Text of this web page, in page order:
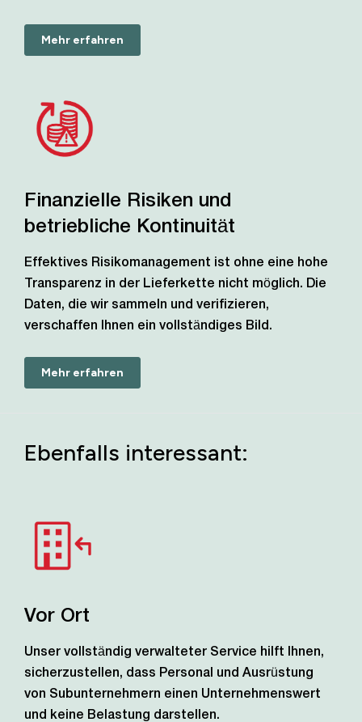
Mehr erfahren
Finanzielle Risiken und
betriebliche Kontinuität
Effektives Risikomanagement ist ohne eine hohe
Transparenz in der Lieferkette nicht möglich. Die
Daten, die wir sammeln und verifizieren,
verschaffen Ihnen ein vollständiges Bild.
Mehr erfahren
Ebenfalls interessant:
Vor Ort
Unser vollständig verwalteter Service hilft Ihnen,
sicherzustellen, dass Personal und Ausrüstung
von Subunternehmern einen Unternehmenswert
und keine Belastung darstellen.